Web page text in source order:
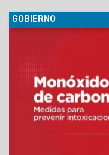
GOBIERNO
El
controlar los
adecuada ventilación
accidentes durante la